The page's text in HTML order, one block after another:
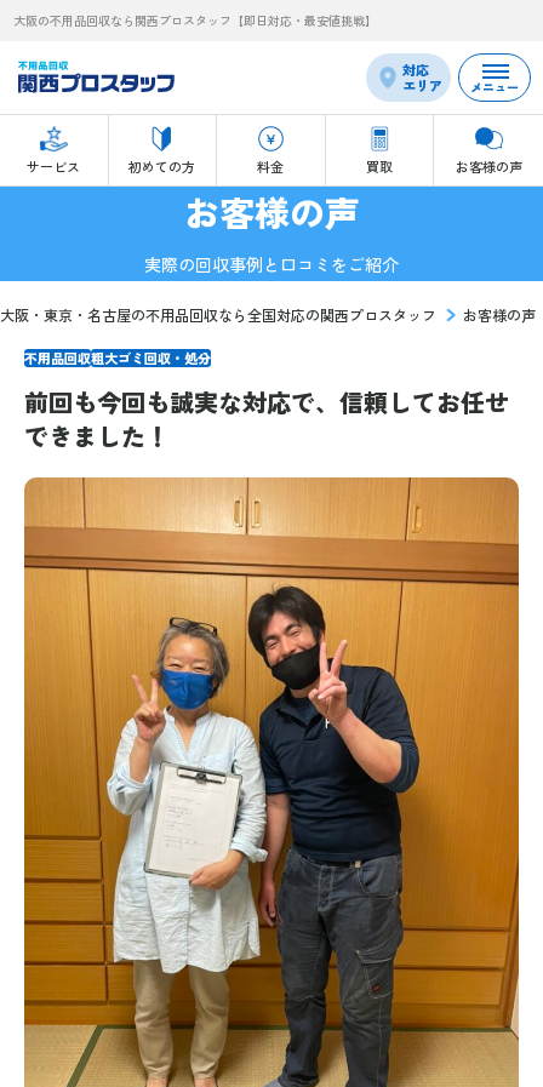
大阪の不用品回収なら関西プロスタッフ【即日対応・最安値挑戦】
対応
エリア
サービス 初めての方 料金 買取 お客様の声
メニュー
お客様の声
実際の回収事例と口コミをご紹介
大阪・東京・名古屋の不用品回収なら全国対応の関西プロスタッフ お客様の声
不用品回収粗大ゴミ回収・処分
前回も今回も誠実な対応で、信頼してお任せ
できました！